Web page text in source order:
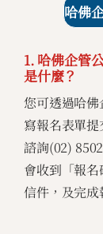
1. 哈佛企管
是什麼？
您可透過哈
寫報名表單
諮詢(02)
會收到「報
信件，及完成